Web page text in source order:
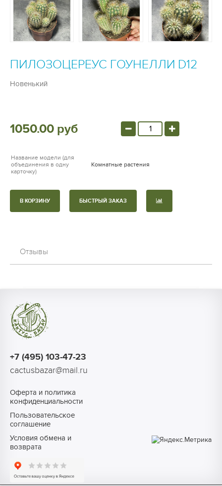
ПИЛОЗОЦЕРЕУС ГОУНЕЛЛИ D12
Новенький
1050.00 руб
Название модели (для
объединения в одну
карточку)
Комнатные растения
В КОРЗИНУ БЫСТРЫЙ ЗАКАЗ
Отзывы
+7 (495) 103-47-23
cactusbazar@mail.ru
Оферта и политика
конфиденциальности
Пользовательское
соглашение
Условия обмена и
возврата